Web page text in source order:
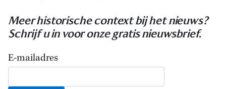
Meer historische context bij het nieuws?
Schrijf u in voor onze gratis nieuwsbrief.
E-mailadres